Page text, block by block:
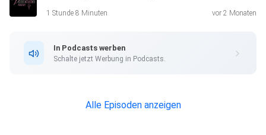
⁠⁠⁠⁠⁠⁠⁠⁠⁠⁠⁠⁠⁠⁠⁠⁠⁠⁠⁠⁠⁠⁠https://www.instagram.com/feel_the_vulmoon/⁠⁠⁠⁠⁠⁠⁠⁠⁠⁠⁠⁠⁠⁠⁠⁠⁠⁠⁠⁠⁠⁠
YouTube:
⁠⁠⁠⁠⁠⁠⁠⁠⁠⁠⁠⁠⁠⁠⁠⁠⁠⁠⁠⁠⁠⁠https://www.youtube.com/@FeeltheVulmoon⁠⁠⁠⁠⁠⁠⁠⁠⁠⁠⁠⁠⁠⁠⁠⁠⁠⁠⁠⁠⁠⁠
1 Stunde 8 Minuten vor 2 Monaten
In Podcasts werben
Schalte jetzt Werbung in Podcasts.
Alle Episoden anzeigen